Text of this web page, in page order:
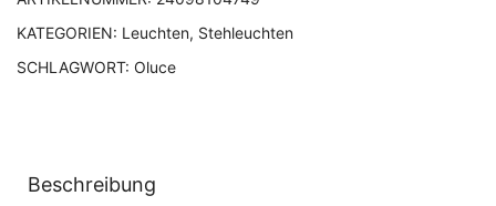
KATEGORIEN: Leuchten, Stehleuchten
SCHLAGWORT: Oluce
Beschreibung